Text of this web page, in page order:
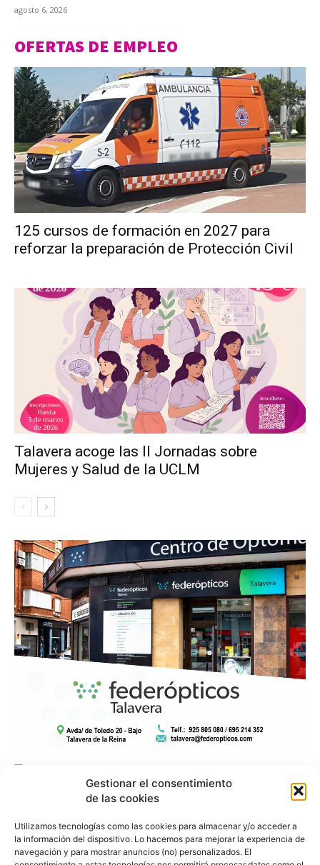
Gestionar el consentimiento
de las cookies
Utilizamos tecnologías como las cookies para almacenar y/o acceder a
la información del dispositivo. Lo hacemos para mejorar la experiencia de
navegación y para mostrar anuncios (no) personalizados. El
agosto 6, 2026
OFERTAS DE EMPLEO
125 cursos de formación en 2027 para
reforzar la preparación de Protección Civil
Talavera acoge las II Jornadas sobre
Mujeres y Salud de la UCLM